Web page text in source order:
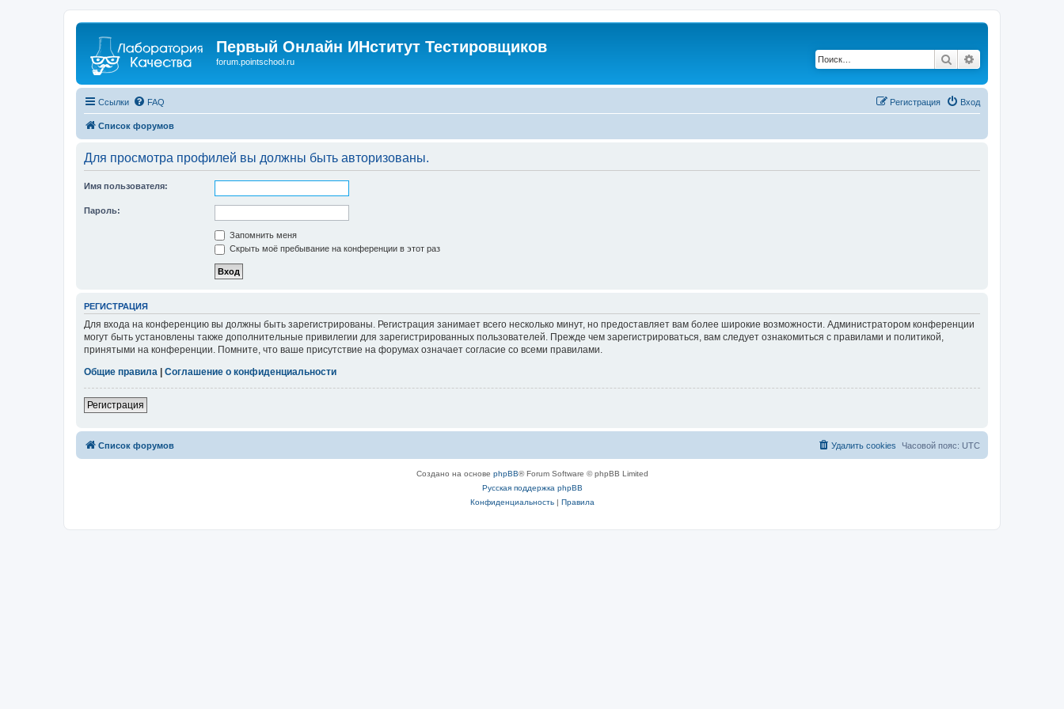
Первый Онлайн ИНститут Тестировщиков
forum.pointschool.ru Поиск
Ссылки FAQ Вход
Регистрация
Список форумов
Для просмотра профилей вы должны быть авторизованы.
Имя пользователя:
Пароль:
Запомнить меня
Скрыть моё пребывание на конференции в этот раз
РЕГИСТРАЦИЯ
Для входа на конференцию вы должны быть зарегистрированы. Регистрация занимает всего несколько минут, но предоставляет вам более широкие возможности. Администратором конференции
могут быть установлены также дополнительные привилегии для зарегистрированных пользователей. Прежде чем зарегистрироваться, вам следует ознакомиться с правилами и политикой,
принятыми на конференции. Помните, что ваше присутствие на форумах означает согласие со всеми правилами.
Общие правила
Соглашение о конфиденциальности
Регистрация
Список форумов Часовой пояс: UTC
Удалить cookies
Создано на основе phpBB® Forum Software © phpBB Limited
Русская поддержка phpBB
Конфиденциальность| Правила